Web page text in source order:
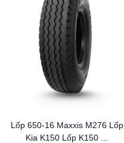
Lốp 650-16 Maxxis M276 Lốp
Kia K150 Lốp K150 ...